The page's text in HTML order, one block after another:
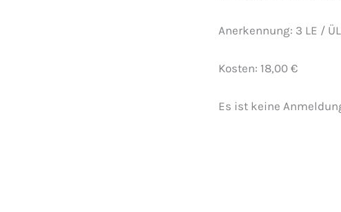
Anerkennung: 3 LE /
Kosten: 18,00 €
Es ist keine